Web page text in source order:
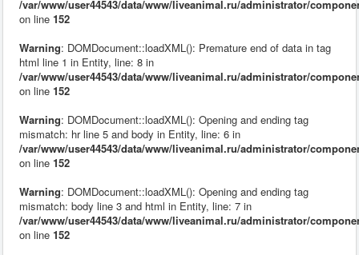
/var/www/user44543/data/www/liveanimal.ru/administrator/
on line 152
Warning: DOMDocument::loadXML(): Premature end of data in tag
html line 1 in Entity, line: 8 in
/var/www/user44543/data/www/liveanimal.ru/administrator/
on line 152
Warning: DOMDocument::loadXML(): Opening and ending tag
mismatch: hr line 5 and body in Entity, line: 6 in
/var/www/user44543/data/www/liveanimal.ru/administrator/
on line 152
Warning: DOMDocument::loadXML(): Opening and ending tag
mismatch: body line 3 and html in Entity, line: 7 in
/var/www/user44543/data/www/liveanimal.ru/administrator/
on line 152